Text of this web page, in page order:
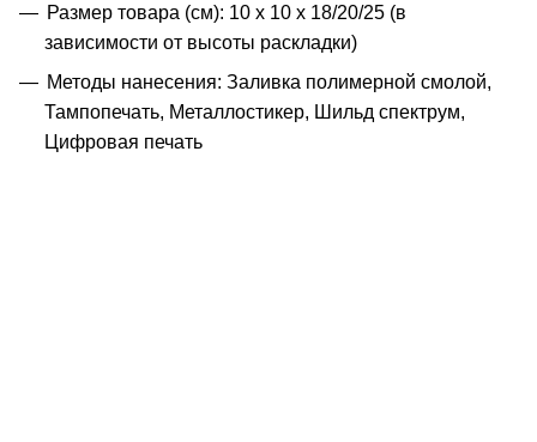
Размер товара (см): 10 х 10 х 18/20/25 (в
зависимости от высоты раскладки)
Методы нанесения: Заливка полимерной смолой,
Тампопечать, Металлостикер, Шильд спектрум,
Цифровая печать